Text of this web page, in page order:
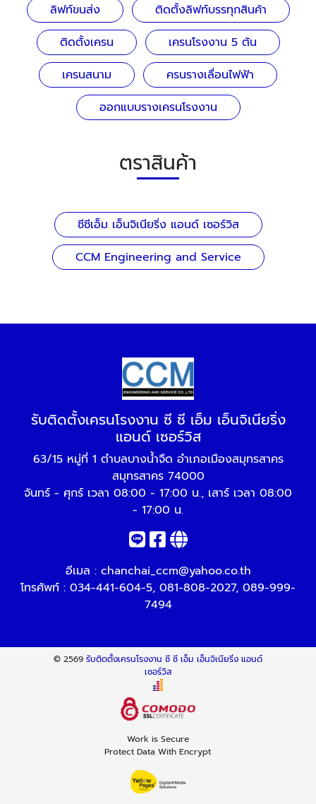
ลิฟท์ขนส่ง
ติดตั้งลิฟท์บรรทุกสินค้า
ติดตั้งเครน
เครนโรงงาน 5 ตัน
เครนสนาม
ครนรางเลื่อนไฟฟ้า
ออกแบบรางเครนโรงงาน
ตราสินค้า
ซีซีเอ็ม เอ็นจิเนียริ่ง แอนด์ เซอร์วิส
CCM Engineering and Service
รับติดตั้งเครนโรงงาน ซี ซี เอ็ม เอ็นจิเนียริ่ง
แอนด์ เซอร์วิส
63/15 หมู่ที่ 1 ตำบลบางน้ำจืด อำเภอเมืองสมุทรสาคร
สมุทรสาคร 74000
จันทร์ - ศุกร์ เวลา 08:00 - 17:00 น., เสาร์ เวลา 08:00
- 17:00 น.
อีเมล : chanchai_ccm@yahoo.co.th
โทรศัพท์ : 034-441-604-5, 081-808-2027, 089-999-
7494
© 2569 รับติดตั้งเครนโรงงาน ซี ซี เอ็ม เอ็นจิเนียริ่ง แอนด์
เซอร์วิส
Work is Secure
Protect Data With Encrypt